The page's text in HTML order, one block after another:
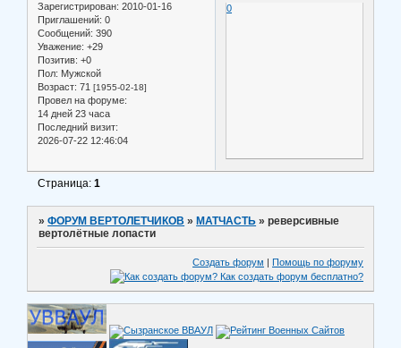
Зарегистрирован: 2010-01-16
Приглашений: 0
Сообщений: 390
Уважение: +29
Позитив: +0
Пол: Мужской
Возраст: 71 [1955-02-18]
Провел на форуме:
14 дней 23 часа
Последний визит:
2026-07-22 12:46:04
0
Страница:1
»ФОРУМ ВЕРТОЛЕТЧИКОВ » МАТЧАСТЬ »реверсивные
вертолётные лопасти
Создать форум | Помощь по форуму